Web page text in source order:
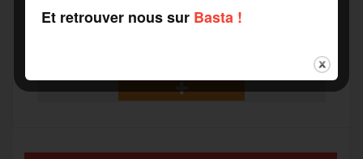
b t l a g
a
Et retrouver nous sur Basta !